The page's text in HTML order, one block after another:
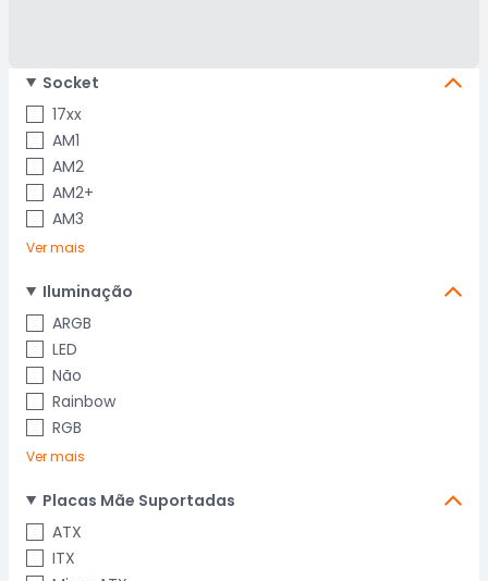
Socket
17xx
AM1
AM2
AM2+
AM3
Ver mais
Iluminação
ARGB
LED
Não
Rainbow
RGB
Ver mais
Placas Mãe Suportadas
ATX
ITX